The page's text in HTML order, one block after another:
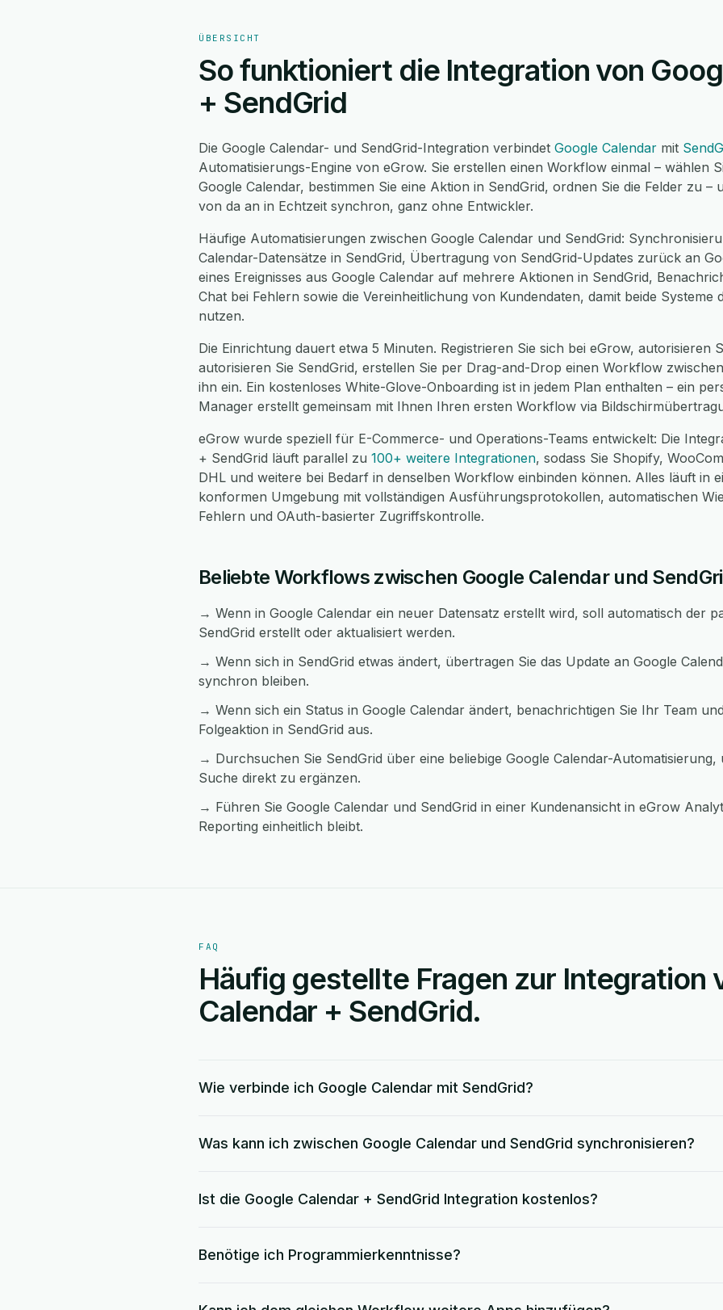
ÜBERSICHT
So funktioniert die Integration von
+ SendGrid
Die Google Calendar- und SendGrid-Integration verbindet Google Calendar mit
Automatisierungs-Engine von eGrow. Sie erstellen einen Workflow einmal – wählen
Google Calendar, bestimmen Sie eine Aktion in SendGrid, ordnen Sie die Felder zu –
von da an in Echtzeit synchron, ganz ohne Entwickler.
Häufige Automatisierungen zwischen Google Calendar und SendGrid:
Calendar-Datensätze in SendGrid, Übertragung von SendGrid-Updates zurück an
eines Ereignisses aus Google Calendar auf mehrere Aktionen in SendGrid,
Chat bei Fehlern sowie die Vereinheitlichung von Kundendaten, damit beide Systeme
nutzen.
Die Einrichtung dauert etwa 5 Minuten. Registrieren Sie sich bei eGrow, autorisieren
autorisieren Sie SendGrid, erstellen Sie per Drag-and-Drop einen Workflow
ihn ein. Ein kostenloses White-Glove-Onboarding ist in jedem Plan enthalten – ein
Manager erstellt gemeinsam mit Ihnen Ihren ersten Workflow via
eGrow wurde speziell für E-Commerce- und Operations-Teams entwickelt: Die
+ SendGrid läuft parallel zu 100+ weitere Integrationen, sodass Sie Shopify,
DHL und weitere bei Bedarf in denselben Workflow einbinden können. Alles läuft in
konformen Umgebung mit vollständigen Ausführungsprotokollen, automatischen
Fehlern und OAuth-basierter Zugriffskontrolle.
Beliebte Workflows zwischen Google Calendar und
→ Wenn in Google Calendar ein neuer Datensatz erstellt wird, soll automatisch der
SendGrid erstellt oder aktualisiert werden.
→ Wenn sich in SendGrid etwas ändert, übertragen Sie das Update an Google
synchron bleiben.
→ Wenn sich ein Status in Google Calendar ändert, benachrichtigen Sie Ihr Team
Folgeaktion in SendGrid aus.
→ Durchsuchen Sie SendGrid über eine beliebige Google Calendar-
Suche direkt zu ergänzen.
→ Führen Sie Google Calendar und SendGrid in einer Kundenansicht in eGrow
Reporting einheitlich bleibt.
FAQ
Häufig gestellte Fragen zur Integration
Calendar + SendGrid.
Wie verbinde ich Google Calendar mit SendGrid?
Was kann ich zwischen Google Calendar und SendGrid synchronisieren?
Ist die Google Calendar + SendGrid Integration kostenlos?
Benötige ich Programmierkenntnisse?